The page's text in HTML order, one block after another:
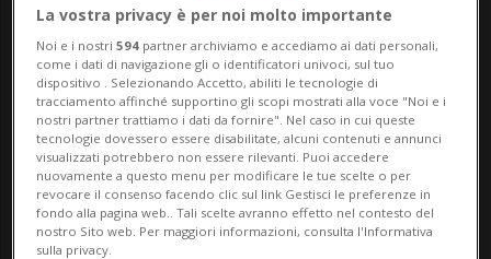
Segui le notizie e gli approfondimenti su
Cassa Malattia.
La vostra privacy è per noi molto importante
Noi e i nostri594 partner archiviamo e accediamo ai dati personali,
come i dati di navigazione gli o identificatori univoci, sul tuo
dispositivo . Selezionando Accetto, abiliti le tecnologie di
tracciamento affinché supportino gli scopi mostrati alla voce "Noi e i
nostri partner trattiamo i dati da fornire". Nel caso in cui queste
tecnologie dovessero essere disabilitate, alcuni contenuti e annunci
visualizzati potrebbero non essere rilevanti. Puoi accedere
nuovamente a questo menu per modificare le tue scelte o per
revocare il consenso facendo clic sul link Gestisci le preferenze in
fondo alla pagina web.. Tali scelte avranno effetto nel contesto del
nostro Sito web. Per maggiori informazioni, consulta l'Informativa
sulla privacy.